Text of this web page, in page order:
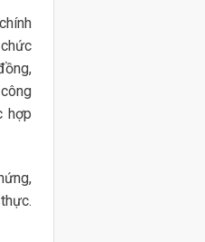
hợp